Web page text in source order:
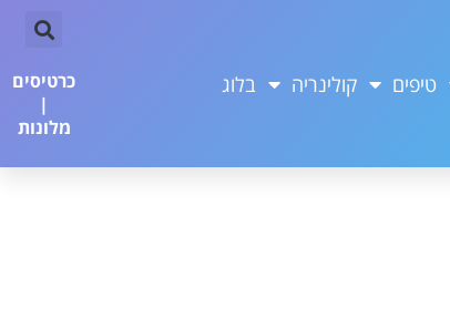
טיפים קולינריה בלוג
כרטיסים
|
מלונות